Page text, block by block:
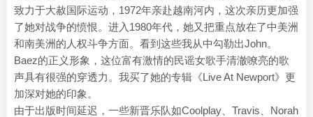
致力于大赦国际运动，1972年亲赴越南河内，这次亲历更加强
了她对战争的愤恨。进入1980年代，她又把重点放在了中美洲
和南美洲的人权斗争方面。看到这些我从中勾勒出John。
Baez的正义形象，这位富有激情的民谣女歌手清澈嘹亮的歌
声具有很强的穿透力。我买了她的专辑《Live At Newport》更
加深对她的印象。
由于出版时间延迟，一些新晋乐队如Coolplay、Travis、Norah